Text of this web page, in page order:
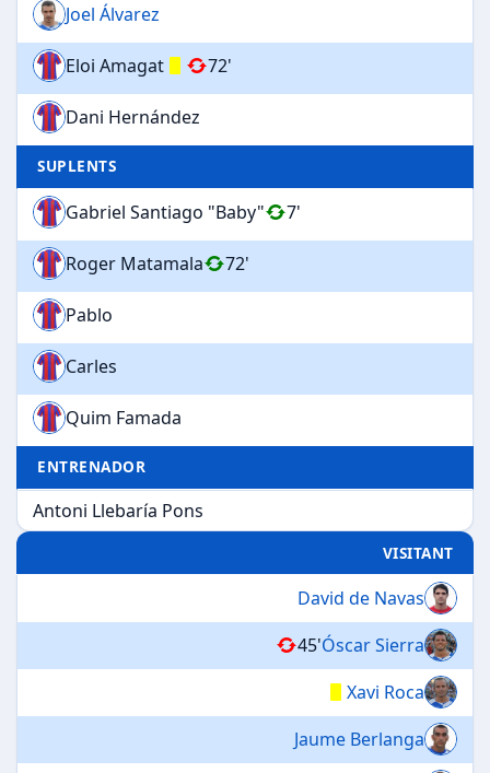
Joel Álvarez
Eloi Amagat 72'
Dani Hernández
SUPLENTS
Gabriel Santiago "Baby" 7'
Roger Matamala 72'
Pablo
Carles
Quim Famada
ENTRENADOR
Antoni Llebaría Pons
VISITANT
David de Navas
45'Óscar Sierra
Xavi Roca
Jaume Berlanga